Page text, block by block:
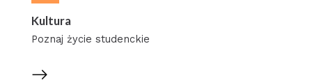
Kultura
Poznaj życie studenckie